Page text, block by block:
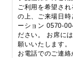
ご利用を希望さ
の上、ご来場日
ーション 0570-
ださい。 お席に
願いいたします。
お電話でのご連